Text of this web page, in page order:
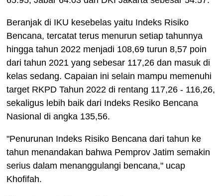
Beranjak di IKU kesebelas yaitu Indeks Risiko
Bencana, tercatat terus menurun setiap tahunnya
hingga tahun 2022 menjadi 108,69 turun 8,57 poin
dari tahun 2021 yang sebesar 117,26 dan masuk di
kelas sedang. Capaian ini selain mampu memenuhi
target RKPD Tahun 2022 di rentang 117,26 - 116,26,
sekaligus lebih baik dari Indeks Resiko Bencana
Nasional di angka 135,56.
"Penurunan Indeks Risiko Bencana dari tahun ke
tahun menandakan bahwa Pemprov Jatim semakin
serius dalam menanggulangi bencana," ucap
Khofifah.